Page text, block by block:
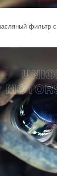
фильтр